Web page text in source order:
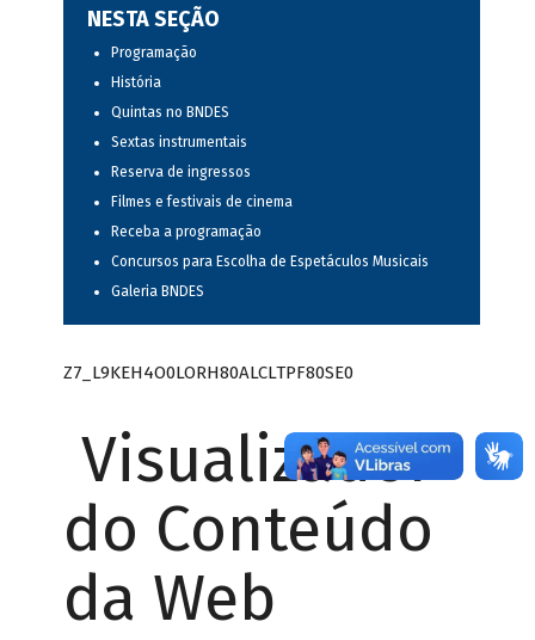
NESTA SEÇÃO
Programação
História
Quintas no BNDES
Sextas instrumentais
Reserva de ingressos
Filmes e festivais de cinema
Receba a programação
Concursos para Escolha de Espetáculos Musicais
Galeria BNDES
Z7_L9KEH4O0LORH80ALCLTPF80SE0
Visualizador
do Conteúdo
da Web